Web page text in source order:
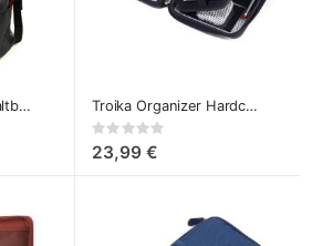
Troika Trekpack – Faltbarer Rolltop-Rucksack 15L
Troika Organizer Hardcase – Kabeltasche
Rating:
23,99 €